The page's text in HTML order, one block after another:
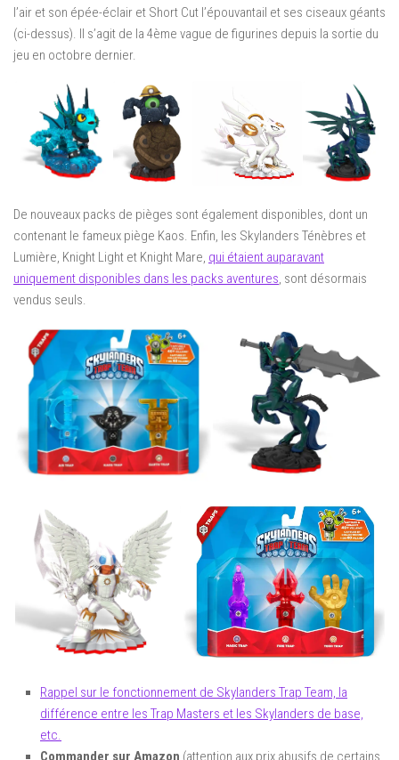
l’air et son épée-éclair et Short Cut l’épouvantail et ses ciseaux géants
(ci-dessus). Il s’agit de la 4ème vague de figurines depuis la sortie du
jeu en octobre dernier.
De nouveaux packs de pièges sont également disponibles, dont un
contenant le fameux piège Kaos. Enfin, les Skylanders Ténèbres et
Lumière, Knight Light et Knight Mare, qui étaient auparavant
uniquement disponibles dans les packs aventures, sont désormais
vendus seuls.
Rappel sur le fonctionnement de Skylanders Trap Team, la
différence entre les Trap Masters et les Skylanders de base,
etc.
Commander sur Amazon (attention aux prix abusifs de certains